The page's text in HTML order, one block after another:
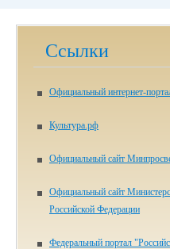
Ссылки
Официальный интернет-
Культура.рф
Официальный сайт
Официальный сайт
Российской Федерации
Федеральный портал